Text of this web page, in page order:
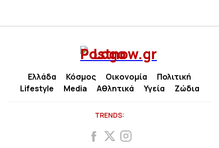
Ελλάδα Κόσμος Οικονομία
Πολιτική
Lifestyle
Media Αθλητικά Υγεία Ζώδια
TRENDS: